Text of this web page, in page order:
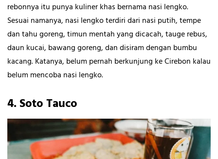
rebonnya itu punya kuliner khas bernama nasi lengko.
Sesuai namanya, nasi lengko terdiri dari nasi putih, tempe
dan tahu goreng, timun mentah yang dicacah, tauge rebus,
daun kucai, bawang goreng, dan disiram dengan bumbu
kacang. Katanya, belum pernah berkunjung ke Cirebon kalau
belum mencoba nasi lengko.
4.Soto Tauco